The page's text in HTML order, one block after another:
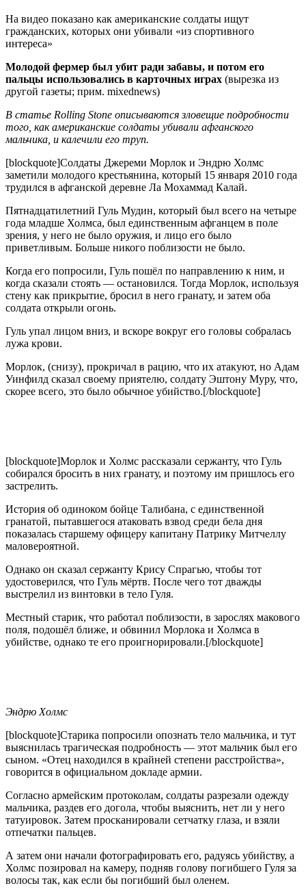
На видео показано как американские солдаты ищут
гражданских, которых они убивали «из спортивного
интереса»
Молодой фермер был убит ради забавы, и потом его
пальцы использовались в карточных играх (вырезка из
другой газеты; прим. mixednews)
В статье Rolling Stone описываются зловещие подробности
того, как американские солдаты убивали афганского
мальчика, и калечили его труп.
[blockquote]Солдаты Джереми Морлок и Эндрю Холмс
заметили молодого крестьянина, который 15 января 2010 года
трудился в афганской деревне Ла Мохаммад Калай.
Пятнадцатилетний Гуль Мудин, который был всего на четыре
года младше Холмса, был единственным афганцем в поле
зрения, у него не было оружия, и лицо его было
приветливым. Больше никого поблизости не было.
Когда его попросили, Гуль пошёл по направлению к ним, и
когда сказали стоять — остановился. Тогда Морлок, используя
стену как прикрытие, бросил в него гранату, и затем оба
солдата открыли огонь.
Гуль упал лицом вниз, и вскоре вокруг его головы собралась
лужа крови.
Морлок, (снизу), прокричал в рацию, что их атакуют, но Адам
Уинфилд сказал своему приятелю, солдату Эштону Муру, что,
скорее всего, это было обычное убийство.[/blockquote]
[blockquote]Морлок и Холмс рассказали сержанту, что Гуль
собирался бросить в них гранату, и поэтому им пришлось его
застрелить.
История об одиноком бойце Талибана, с единственной
гранатой, пытавшегося атаковать взвод среди бела дня
показалась старшему офицеру капитану Патрику Митчеллу
маловероятной.
Однако он сказал сержанту Крису Спрагью, чтобы тот
удостоверился, что Гуль мёртв. После чего тот дважды
выстрелил из винтовки в тело Гуля.
Местный старик, что работал поблизости, в зарослях макового
поля, подошёл ближе, и обвинил Морлока и Холмса в
убийстве, однако те его проигнорировали.[/blockquote]
Эндрю Холмс
[blockquote]Старика попросили опознать тело мальчика, и тут
выяснилась трагическая подробность — этот мальчик был его
сыном. «Отец находился в крайней степени расстройства»,
говорится в официальном докладе армии.
Согласно армейским протоколам, солдаты разрезали одежду
мальчика, раздев его догола, чтобы выяснить, нет ли у него
татуировок. Затем просканировали сетчатку глаза, и взяли
отпечатки пальцев.
А затем они начали фотографировать его, радуясь убийству, а
Холмс позировал на камеру, подняв голову погибшего Гуля за
волосы так, как если бы погибший был оленем.